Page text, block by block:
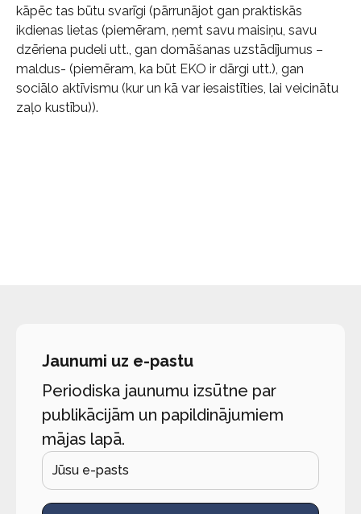
kāpēc tas būtu svarīgi (pārrunājot gan praktiskās
ikdienas lietas (piemēram, ņemt savu maisiņu, savu
dzēriena pudeli utt., gan domāšanas uzstādījumus –
maldus- (piemēram, ka būt EKO ir dārgi utt.), gan
sociālo aktīvismu (kur un kā var iesaistīties, lai veicinātu
zaļo kustību)).
Jaunumi uz e-pastu
Periodiska jaunumu izsūtne par
publikācijām un papildinājumiem
mājas lapā.